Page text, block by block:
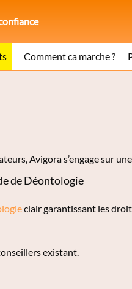
Comment ca marche ?
Avigora s’engage sur
de Déontologie
clair garantissant les
existant.